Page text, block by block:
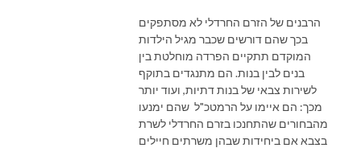
הרבנים של הזרם החרדלי לא מסתפקים
בכך שהם דורשים שכבר מגיל הילדות
המוקדם תתקיים הפרדה מוחלטת בין
בנים לבין בנות. הם מתנגדים בתוקף
לשירות צבאי של בנות דתיות, ועוד יותר
מכך: הם איימו על הרמטכ"ל שהם ימנעו
מהבחורים שהתחנכו בזרם החרדלי לשרת
בצבא אם ביחידות שבהן משרתים חיילים